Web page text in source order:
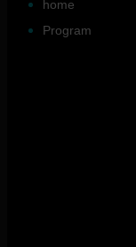
home
Program